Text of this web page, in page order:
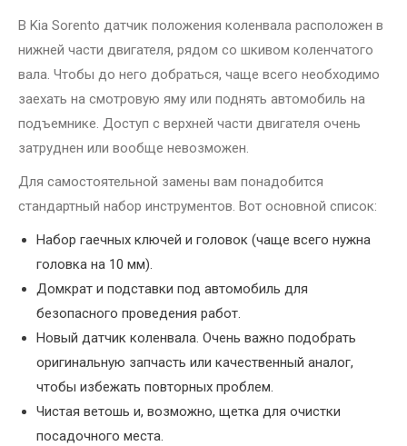
В Kia Sorento датчик положения коленвала расположен в
нижней части двигателя, рядом со шкивом коленчатого
вала. Чтобы до него добраться, чаще всего необходимо
заехать на смотровую яму или поднять автомобиль на
подъемнике. Доступ с верхней части двигателя очень
затруднен или вообще невозможен.
Для самостоятельной замены вам понадобится
стандартный набор инструментов. Вот основной список:
Набор гаечных ключей и головок (чаще всего нужна
головка на 10 мм).
Домкрат и подставки под автомобиль для
безопасного проведения работ.
Новый датчик коленвала. Очень важно подобрать
оригинальную запчасть или качественный аналог,
чтобы избежать повторных проблем.
Чистая ветошь и, возможно, щетка для очистки
посадочного места.